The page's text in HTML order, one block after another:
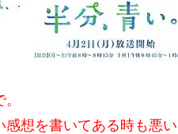
想を書いてある時も悪